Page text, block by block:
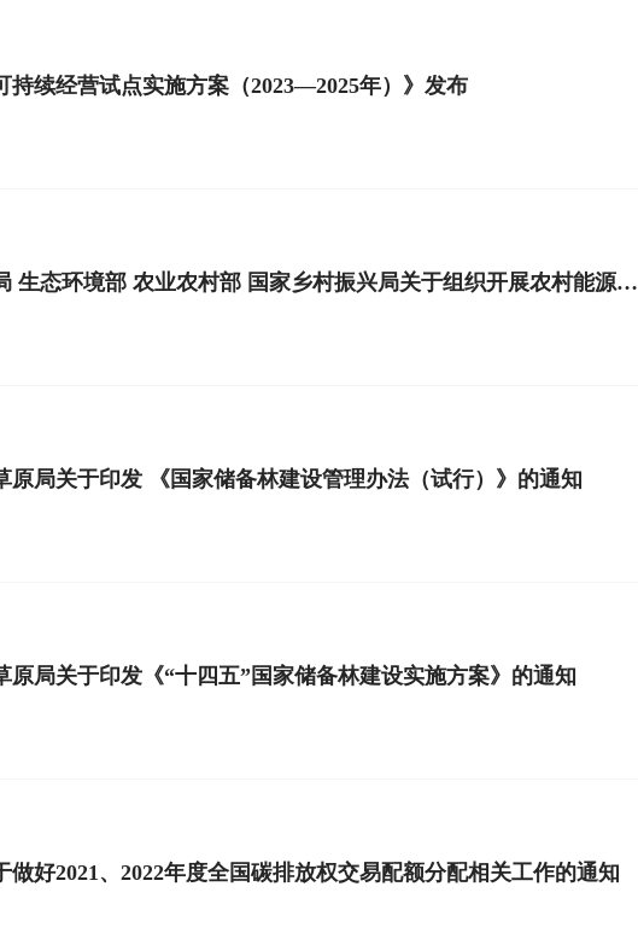
持续经营试点实施方案（2023—2025年）》发布
《国家能源局 生态环境部 农业农村部 国家乡村振兴局关于组织开展农村能源革命试点县建设的通知》
原局关于印发 《国家储备林建设管理办法（试行）》的通知
原局关于印发《“十四五”国家储备林建设实施方案》的通知
做好2021、2022年度全国碳排放权交易配额分配相关工作的通知